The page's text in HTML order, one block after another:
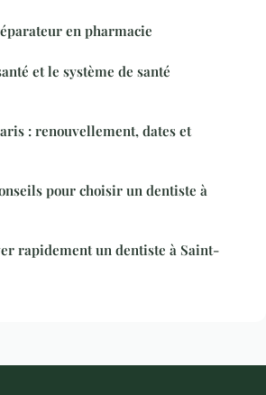
en pharmacie
et le système de santé
: renouvellement, dates et
pour choisir un dentiste à
rapidement un dentiste à Saint-